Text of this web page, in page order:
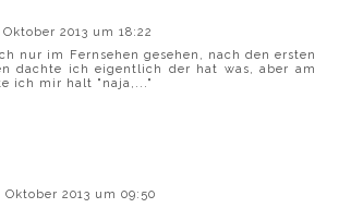
Oktober 2013 um 18:22
nur im Fernsehen gesehen, nach den ersten
dachte ich eigentlich der hat was, aber am
ich mir halt "naja,..."
Oktober 2013 um 09:50